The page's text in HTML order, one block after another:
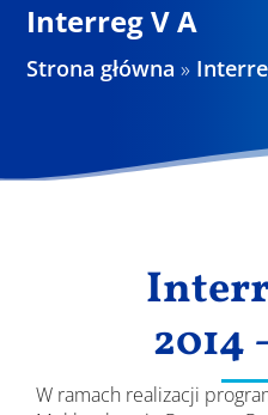
Projekty
Interreg V A
Strona główna »
2014
W ramach realizacji